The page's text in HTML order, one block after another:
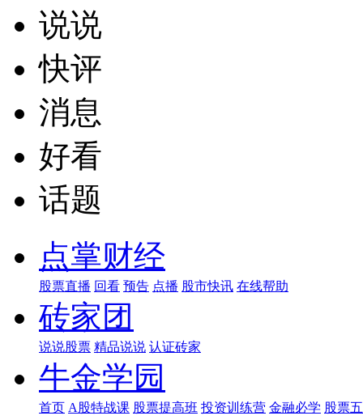
说说
快评
消息
好看
话题
点掌财经
股票直播 回看 预告 点播 股市快讯 在线帮助
砖家团
说说股票 精品说说 认证砖家
牛金学园
首页 A股特战课 股票提高班 投资训练营 金融必学 股票